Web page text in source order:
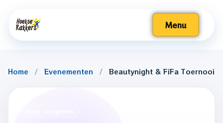
Menu
Home / Evenementen / Beautynight & FiFa Toernooi